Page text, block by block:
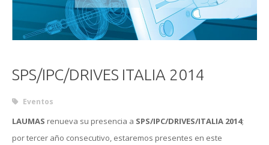
SPS/IPC/DRIVES ITALIA 2014
Eventos
LAUMAS renueva su presencia a SPS/IPC/DRIVES/ITALIA 2014;
por tercer año consecutivo, estaremos presentes en este